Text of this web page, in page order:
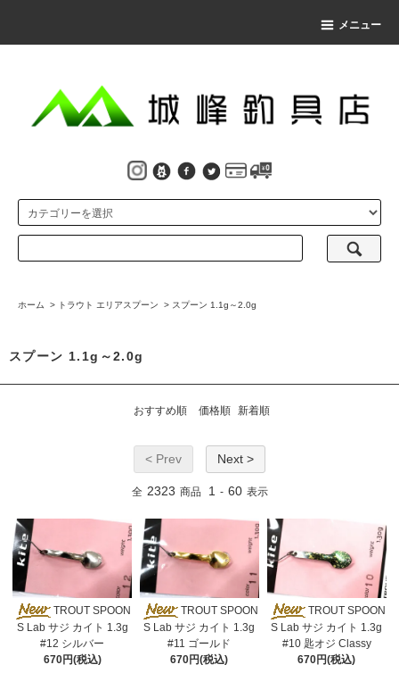
メニュー
ホーム > トラウト エリアスプーン > スプーン 1.1g～2.0g
スプーン 1.1g～2.0g
おすすめ順 価格順 新着順
< Prev Next >
全 2323 商品 1 - 60 表示
TROUT SPOON
S Lab サジ カイト 1.3g
#12 シルバー
670円(税込)
TROUT SPOON
S Lab サジ カイト 1.3g
#11 ゴールド
670円(税込)
TROUT SPOON
S Lab サジ カイト 1.3g
#10 匙オジ Classy
670円(税込)